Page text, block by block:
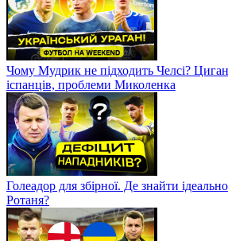
Чому Мудрик не підходить Челсі?
іспанців, проблеми Миколенка
Голеадор для збірної. Де знайти
Ротаня?